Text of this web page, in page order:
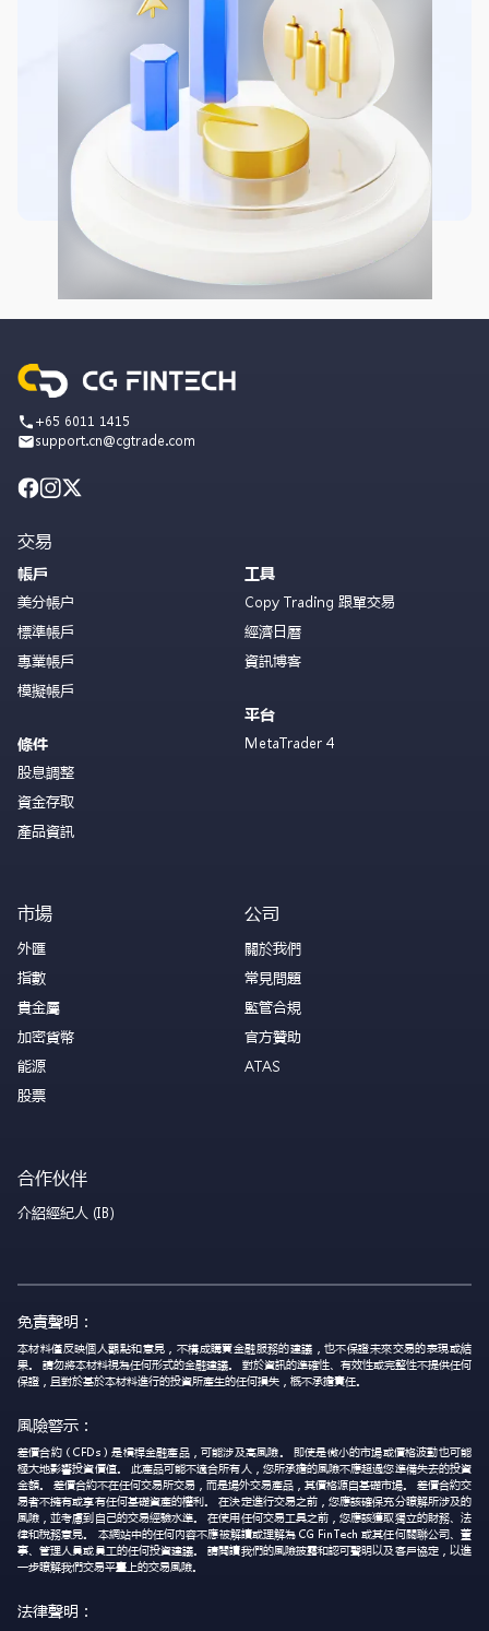
+65 6011 1415
support.cn@cgtrade.com
交易
帳戶
美分帳户
標準帳戶
專業帳戶
模擬帳戶
條件
股息調整
資金存取
產品資訊
工具
Copy Trading 跟單交易
經濟日曆
資訊博客
平台
MetaTrader 4
市場
外匯
指數
貴金屬
加密貨幣
能源
股票
公司
關於我們
常見問題
監管合規
官方贊助
ATAS
合作伙伴
介紹經紀人 (IB)
免責聲明：
本材料僅反映個人觀點和意見，不構成購買金融服務的建議，也不保證未來交易的表現或結
果。 請勿將本材料視為任何形式的金融建議。 對於資訊的準確性、有效性或完整性不提供任何
保證，且對於基於本材料進行的投資所產生的任何損失，概不承擔責任。
風險警示：
差價合約（CFDs）是槓桿金融產品，可能涉及高風險。 即使是微小的市場或價格波動也可能
極大地影響投資價值。 此產品可能不適合所有人，您所承擔的風險不應超過您準備失去的投資
金額。 差價合約不在任何交易所交易，而是場外交易產品，其價格源自基礎市場。 差價合約交
易者不擁有或享有任何基礎資產的權利。 在決定進行交易之前，您應該確保充分瞭解所涉及的
風險，並考慮到自己的交易經驗水準。 在使用任何交易工具之前，您應該獲取獨立的財務、法
律和稅務意見。 本網站中的任何內容不應被解讀或理解為 CG FinTech 或其任何關聯公司、董
事、管理人員或員工的任何投資建議。 請閱讀我們的風險披露和認可聲明以及客戶協定，以進
一步瞭解我們交易平臺上的交易風險。
法律聲明：